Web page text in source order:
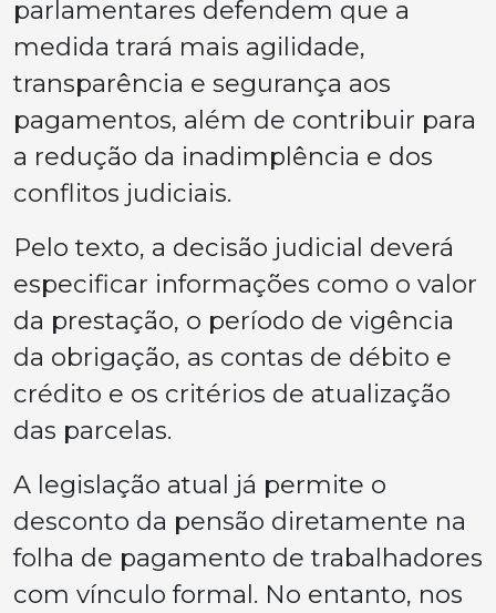
parlamentares defendem que a
medida trará mais agilidade,
transparência e segurança aos
pagamentos, além de contribuir para
a redução da inadimplência e dos
conflitos judiciais.
Pelo texto, a decisão judicial deverá
especificar informações como o valor
da prestação, o período de vigência
da obrigação, as contas de débito e
crédito e os critérios de atualização
das parcelas.
A legislação atual já permite o
desconto da pensão diretamente na
folha de pagamento de trabalhadores
com vínculo formal. No entanto, nos